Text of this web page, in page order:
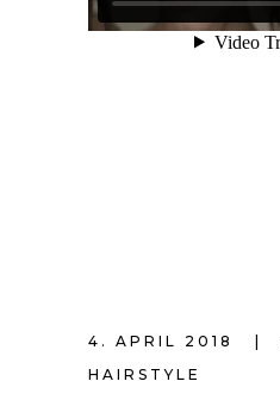
4. APRIL 2018
HAIRSTYLE